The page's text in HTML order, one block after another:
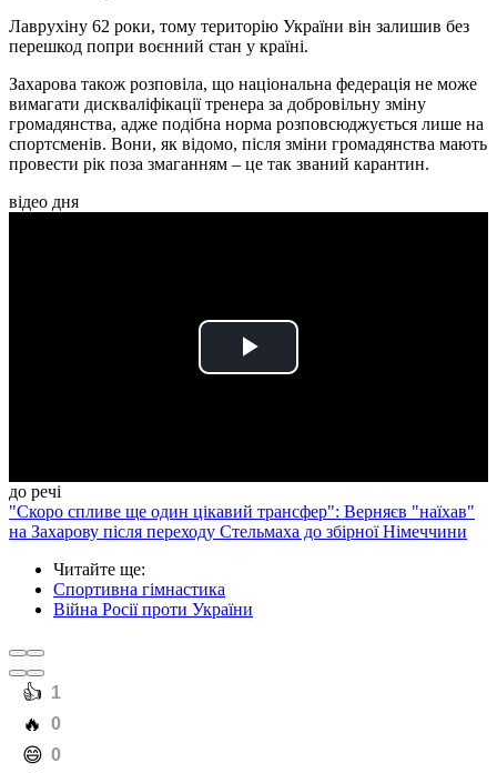
Лаврухіну 62 роки, тому територію України він залишив без
перешкод попри воєнний стан у країні.
Захарова також розповіла, що національна федерація не може
вимагати дискваліфікації тренера за добровільну зміну
громадянства, адже подібна норма розповсюджується лише на
спортсменів. Вони, як відомо, після зміни громадянства мають
провести рік поза змаганням – це так званий карантин.
відео дня
Play
до речі
"Скоро спливе ще один цікавий трансфер": Верняєв "наїхав"
на Захарову після переходу Стельмаха до збірної Німеччини
Читайте ще:
Спортивна гімнастика
Війна Росії проти України
️👍 1
️🔥 0
️😄 0